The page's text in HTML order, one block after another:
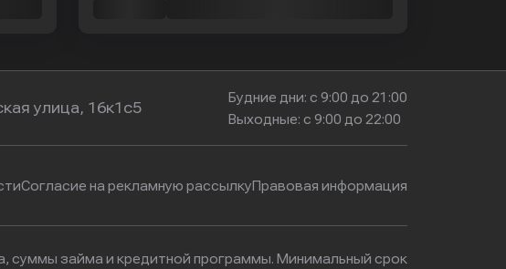
улица, 16к1с5
Будние дни: с 9:00 до 21:00
Выходные: с 9:00 до 22:00
Согласие на рекламную рассылкуПравовая информация
суммы займа и кредитной программы. Минимальный срок